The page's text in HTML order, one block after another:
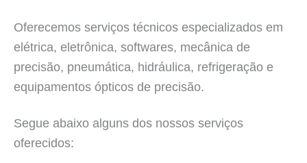
Oferecemos serviços técnicos especializados em
elétrica, eletrônica, softwares, mecânica de
precisão, pneumática, hidráulica, refrigeração e
equipamentos ópticos de precisão.
Segue abaixo alguns dos nossos serviços
oferecidos: